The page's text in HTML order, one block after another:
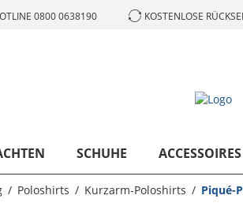
0800 0638190 KOSTENLOSE
SCHUHE ACCESSOIRES
Poloshirts Kurzarm-Poloshirts Piqué-